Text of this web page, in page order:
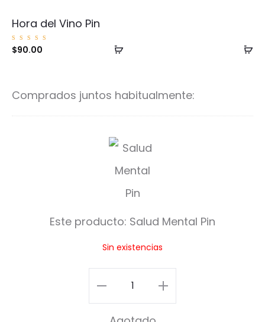
Añadir
Hora del Vino Pin
Valorad
o con
$90.00
Comprados juntos habitualmente:
S
a
l
M
n
Este producto: Salud Mental Pin
Sin existencias
Salud
Mental